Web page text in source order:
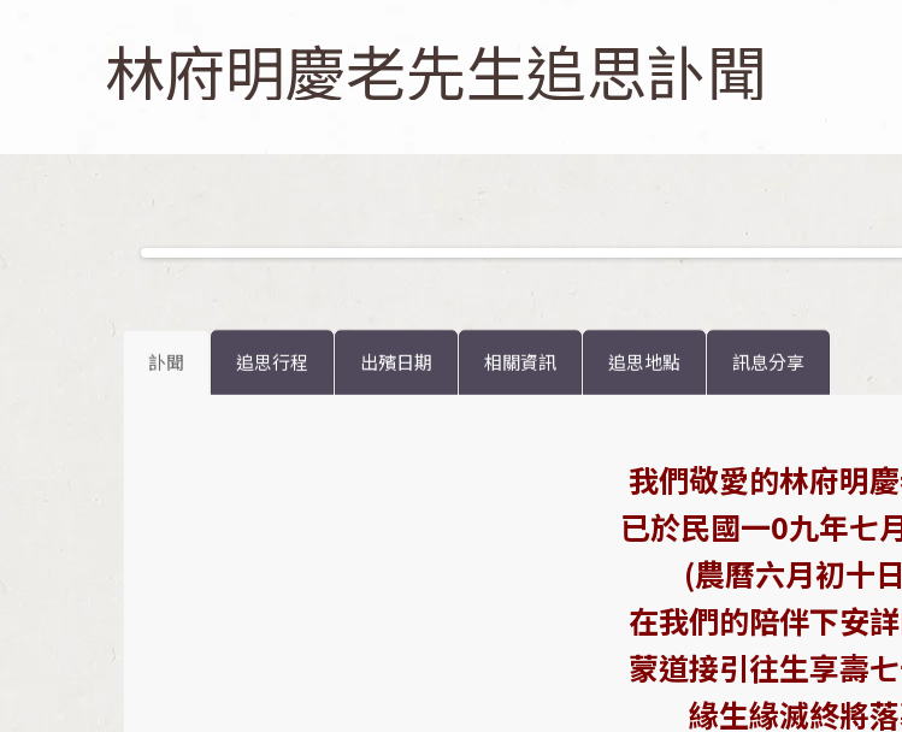
林府明慶老先生追思訃聞
訃聞 追思行程 出殯日期 相關資訊 追思地點 訊息分享
我們敬愛的林府明
已於民國一0九年七
(農曆六月初十日
在我們的陪伴下安
蒙道接引往生享壽
緣生緣滅終將